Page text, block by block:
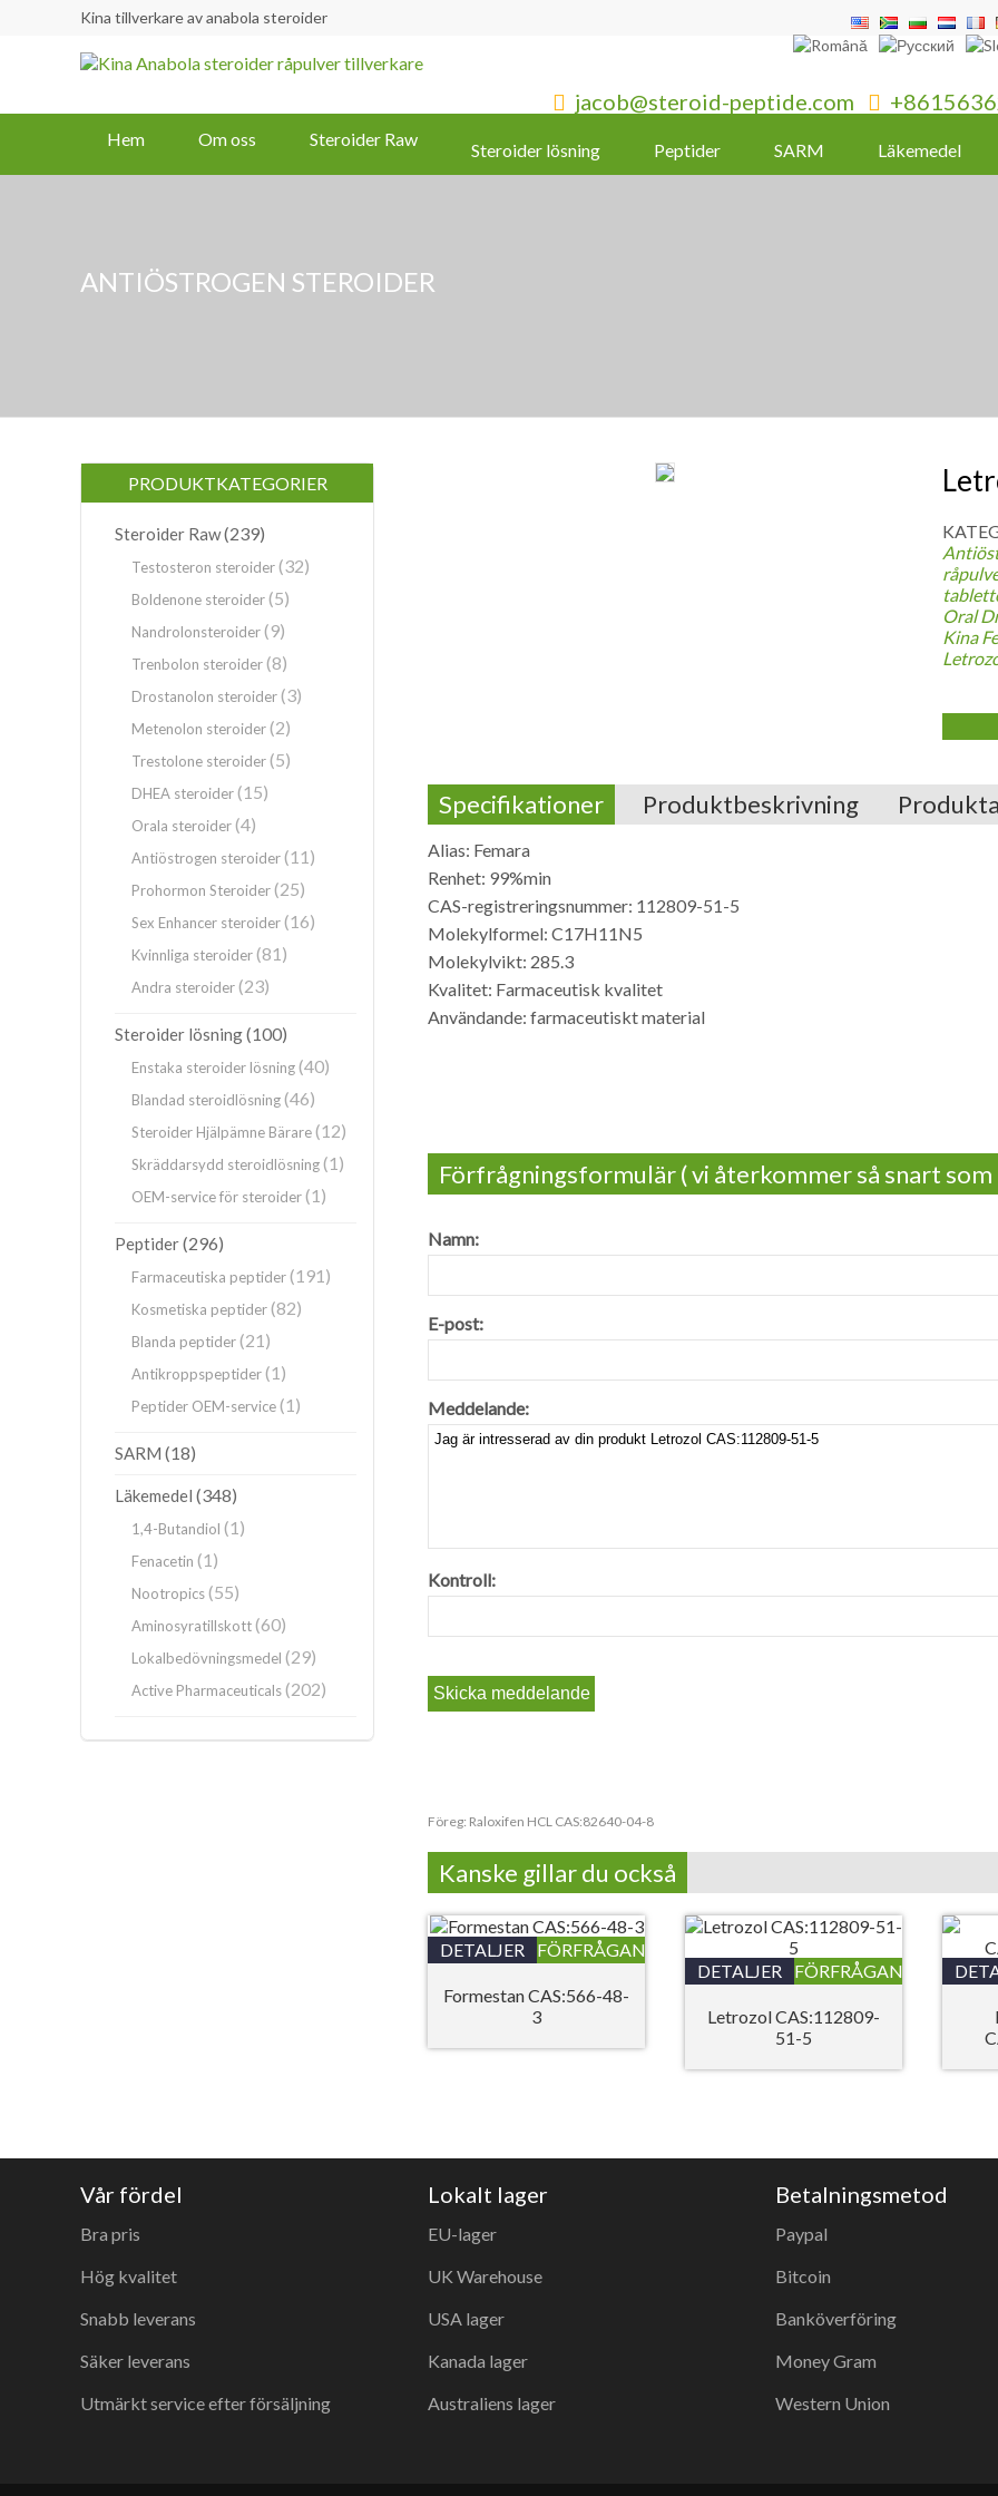
Kina tillverkare av anabola steroider
 jacob@steroid-peptide.com 
Hem Om oss Steroider Raw
Steroider lösning Peptider SARM Läkemedel
ANTIÖSTROGEN STEROIDER
Oral
Kina
Specifikationer Produktbeskrivning
Alias: Femara
Renhet: 99%min
CAS-registreringsnummer: 112809-51-5
Molekylformel: C17H11N5
Molekylvikt: 285.3
Kvalitet: Farmaceutisk kvalitet
Användande: farmaceutiskt material
Förfrågningsformulär ( vi återkommer så snart
Namn:
E-post:
Meddelande:
Kontroll:
Föreg: Raloxifen HCL CAS:82640-04-8
Kanske gillar du också
DETALJER FÖRFRÅGAN
Formestan CAS:566-48-
3
DETALJER FÖRFRÅGAN
Letrozol CAS:112809-
51-5
PRODUKTKATEGORIER
Steroider Raw(239)
Testosteron steroider(32)
Boldenone steroider(5)
Nandrolonsteroider(9)
Trenbolon steroider(8)
Drostanolon steroider(3)
Metenolon steroider(2)
Trestolone steroider(5)
DHEA steroider(15)
Orala steroider(4)
Antiöstrogen steroider(11)
Prohormon Steroider(25)
Sex Enhancer steroider(16)
Kvinnliga steroider(81)
Andra steroider(23)
Steroider lösning(100)
Enstaka steroider lösning(40)
Blandad steroidlösning(46)
Steroider Hjälpämne Bärare(12)
Skräddarsydd steroidlösning(1)
OEM-service för steroider(1)
Peptider(296)
Farmaceutiska peptider(191)
Kosmetiska peptider(82)
Blanda peptider(21)
Antikroppspeptider(1)
Peptider OEM-service(1)
SARM (18)
Läkemedel (348)
1,4-Butandiol (1)
Fenacetin (1)
Nootropics(55)
Aminosyratillskott(60)
Lokalbedövningsmedel (29)
Active Pharmaceuticals(202)
Vår fördel
Bra pris
Hög kvalitet
Snabb leverans
Säker leverans
Utmärkt service efter försäljning
Lokalt lager
EU-lager
UK Warehouse
USA lager
Kanada lager
Australiens lager
Betalningsmetod
Paypal
Bitcoin
Banköverföring
Money Gram
Western Union